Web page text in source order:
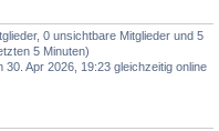
0 unsichtbare Mitglieder und 5
5 Minuten)
30. Apr 2026, 19:23 gleichzeitig online